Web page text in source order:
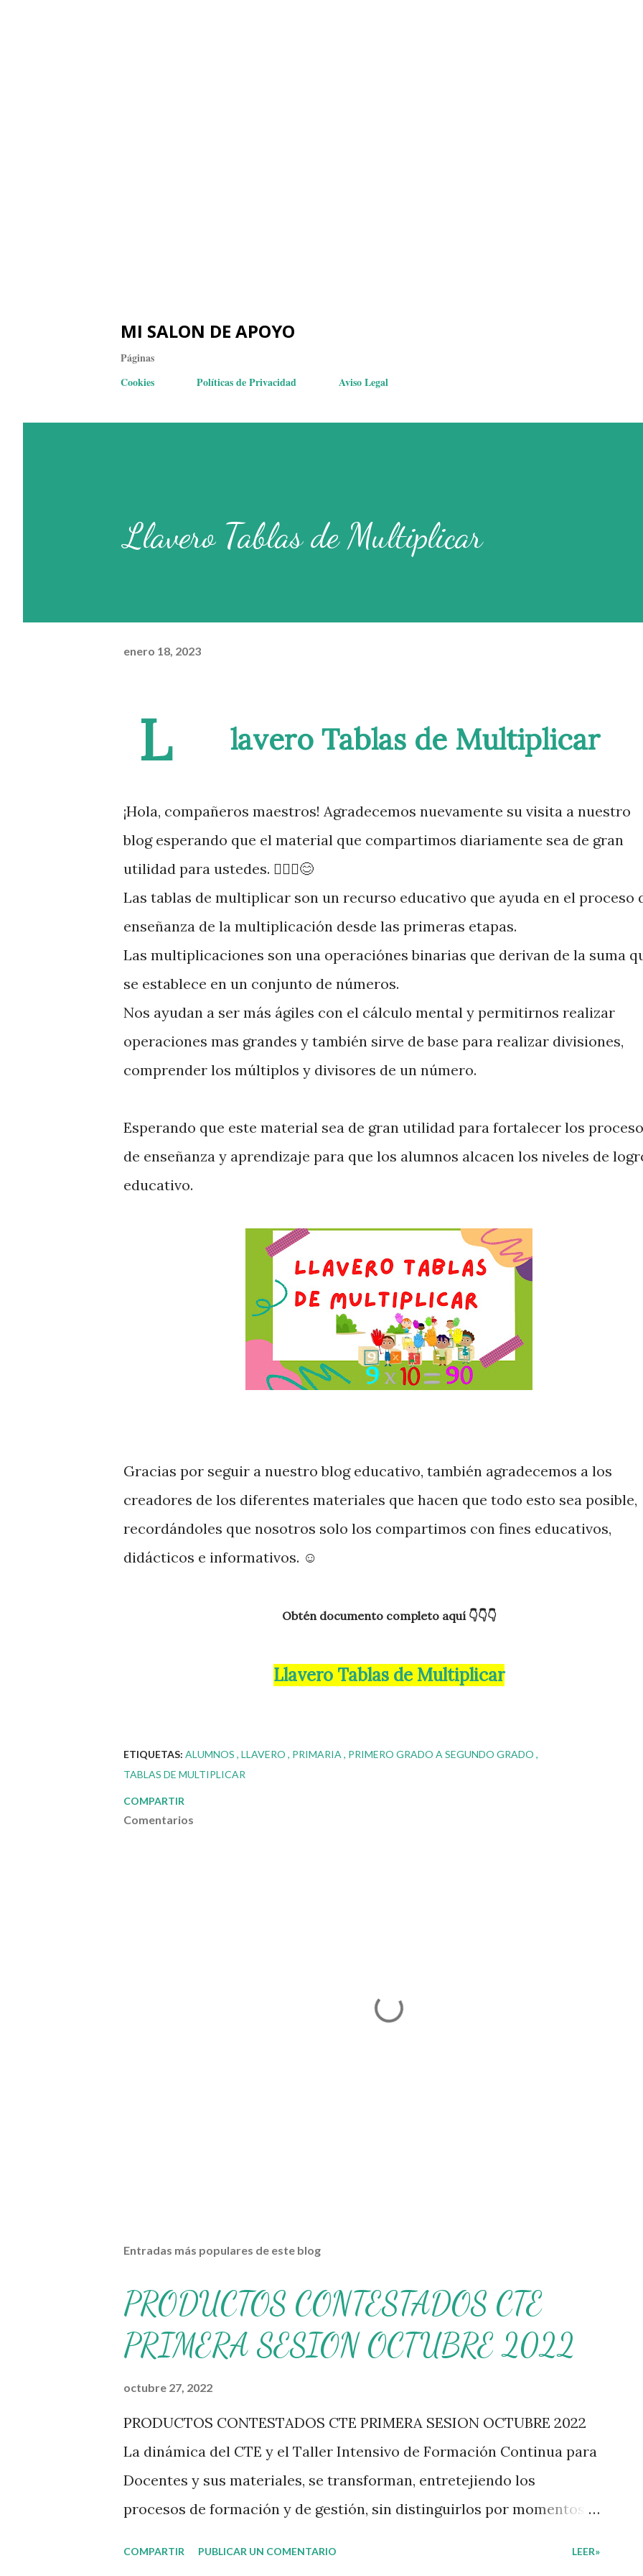
MI SALON DE APOYO
Páginas
Cookies
Políticas de Privacidad Aviso Legal
Llavero Tablas de Multiplicar
enero 18, 2023
L lavero Tablas de Multiplicar
¡Hola, compañeros maestros! Agradecemos nuevamente su visita a nuestro
blog esperando que el material que compartimos diariamente sea de gran
utilidad para ustedes. 🙋🏽‍♂️😊
Las tablas de multiplicar son un recurso educativo que ayuda en el proceso
enseñanza de la multiplicación desde las primeras etapas.
Las multiplicaciones son una operaciónes binarias que derivan de la suma
se establece en un conjunto de números.
Nos ayudan a ser más ágiles con el cálculo mental y permitirnos realizar
operaciones mas grandes y también sirve de base para realizar divisiones,
comprender los múltiplos y divisores de un número.
Esperando que este material sea de gran utilidad para fortalecer los
de enseñanza y aprendizaje para que los alumnos alcacen los niveles de
educativo.
Gracias por seguir a nuestro blog educativo, también agradecemos a los
creadores de los diferentes materiales que hacen que todo esto sea posible,
recordándoles que nosotros solo los compartimos con fines educativos,
didácticos e informativos. ☺️
Obtén documento completo aquí 👇👇👇
Llavero Tablas de Multiplicar
ETIQUETAS: ALUMNOS LLAVERO PRIMARIA
PRIMERO GRADO A SEGUNDO GRADO
TABLAS DE MULTIPLICAR
COMPARTIR
Comentarios
Entradas más populares de este blog
PRODUCTOS CONTESTADOS CTE
PRIMERA SESION OCTUBRE 2022
octubre 27, 2022
PRODUCTOS CONTESTADOS CTE PRIMERA SESION OCTUBRE 2022
La dinámica del CTE y el Taller Intensivo de Formación Continua para
Docentes y sus materiales, se transforman, entretejiendo los
procesos de formación y de gestión, sin distinguirlos por momentos, y
COMPARTIR PUBLICAR UN COMENTARIO LEER»